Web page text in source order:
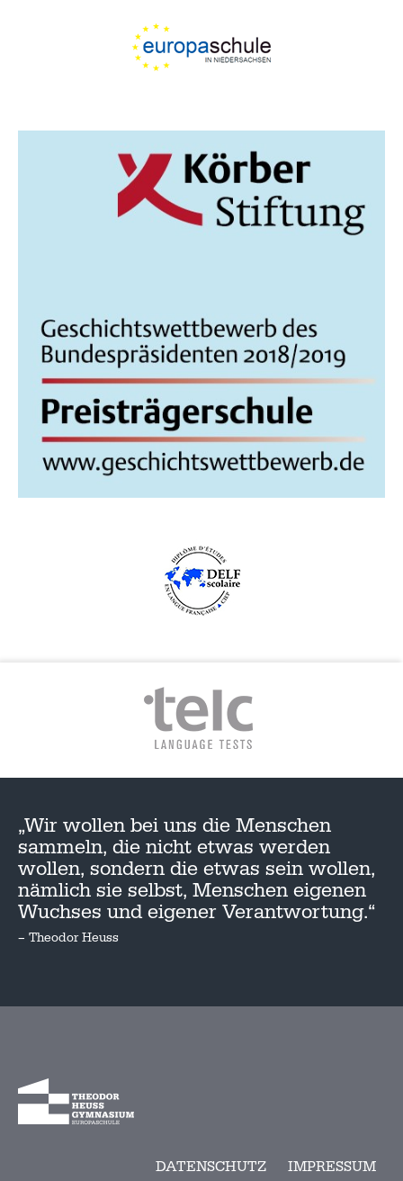
„Wir wollen bei uns die Menschen
sammeln, die nicht etwas werden
wollen, sondern die etwas sein wollen,
nämlich sie selbst, Menschen eigenen
Wuchses und eigener Verantwortung.“
– Theodor Heuss
DATENSCHUTZ IMPRESSUM